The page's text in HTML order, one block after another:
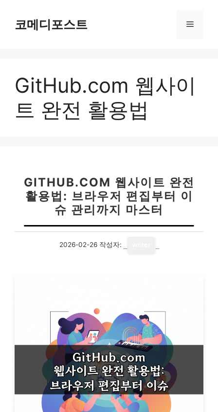
코메디포스트 메
GitHub.com 웹사이
트 완전 활용법
GITHUB.COM 웹사이트 완전
활용법: 브라우저 편집부터 이
슈 관리까지 마스터
2026-02-26 작성자: